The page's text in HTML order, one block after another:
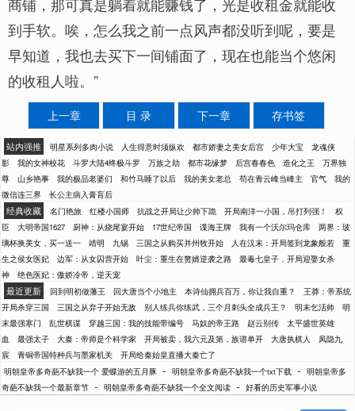
到手软。唉，怎么我之前一点风声都没听到呢，要是
早知道，我也去买下一间铺面了，现在也能当个悠闲
的收租人啦。”
上一章 目 录 下一章 存书签
站内强推 明星系列多肉小说 人生得意时须纵欢 都市娇妻之美女后宫 少年大宝
龙魂侠
影
我的女神校花 斗罗大陆4终极斗罗 万族之劫 都市花缘梦 后宫春春色 造化之王
万界独
尊
山乡艳事 我的极品老婆们 和竹马睡了以后 我的美女老总 苟在青云峰当峰主 官气
我的
微信连三界
长公主病入膏肓后
经典收藏 名门艳旅 红楼小国师 抗战之开局让少帅下跪 开局南洋一小国，吊打列强！
权
臣
大明帝国1627 厨神：从烧尾宴开始 17世纪帝国 谍海王牌 我有一个沃尔玛仓库
两界：玻
璃杯换美女，买一送一
靖明 九锡 三国之从购买并州牧开始 人在汉末：开局签到龙象般若
重
生之侯女医妃
边军：从女囚营开始 叶尘：重生在赘婿逆袭之路
最毒七皇子，开局迎娶女杀
神
绝色医妃：傲娇冷帝，逆天宠
最近更新 回到明初做藩王 回大唐当个小地主 本诗仙拥兵百万，你让我自重？
王莽：帝系统
开局杀穿三国
三国之从弃子开始无敌 别人练兵你练武，三个月刺头全成兵王？ 明末乞活帅
明
末最强寒门
乱世棋谋 穿越三国：我的技能带编号 马奴的帝王路 赵云别传
太平盛世英雄
血
最强太子 大秦：帝师是个科学家 开局被卖，我六元及第，族谱单开 大唐执棋人
凤隐九
宸
青铜帝国特种兵与墨家机关
开局给秦始皇直播大秦亡了
明朝皇帝多奇葩不缺我一个 爱蝶游的五月豚 - 明朝皇帝多奇葩不缺我一个txt下载 - 明朝皇帝多
奇葩不缺我一个最新章节 - 明朝皇帝多奇葩不缺我一个全文阅读 - 好看的历史军事小说